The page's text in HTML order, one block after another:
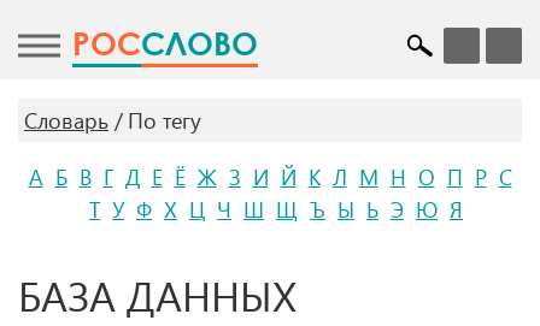
POCСЛОВО
Словарь
По тегу
А Б В Г Д Е Ё Ж З И Й К Л М Н О П Р С
Т У Ф Х Ц Ч Ш Щ Ъ Ы Ь Э Ю Я
БАЗА ДАННЫХ